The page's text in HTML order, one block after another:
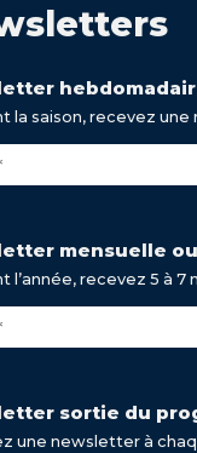
la saison, recevez
mensuelle
l’année, recevez 5 à 7
sortie du
une newsletter à